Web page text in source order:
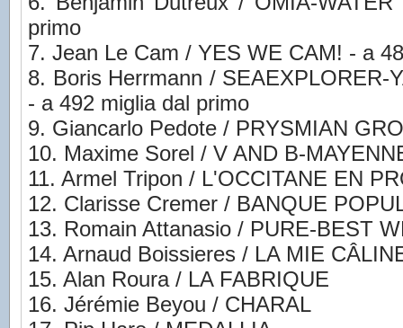
primo
7. Jean Le Cam / YES WE CAM! - a
8. Boris Herrmann / SEAEXPLORER-
- a 492 miglia dal primo
9. Giancarlo Pedote / PRYSMIAN
10. Maxime Sorel / V AND B-
11. Armel Tripon / L'OCCITANE EN
12. Clarisse Cremer / BANQUE
13. Romain Attanasio / PURE-BEST
14. Arnaud Boissieres / LA MIE
15. Alan Roura / LA FABRIQUE
16. Jérémie Beyou / CHARAL